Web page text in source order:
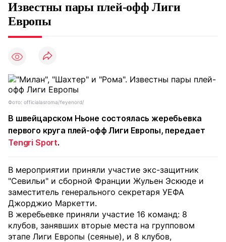
Известны пары плей-офф Лиги
Европы
Фото: officialasroma/feyenord/
В швейцарском Ньоне состоялась жеребьевка
первого круга плей-офф Лиги Европы, передает
Tengri Sport.
В мероприятии приняли участие экс-защитник
"Севильи" и сборной Франции Жульен Эскюде и
заместитель генерального секретаря УЕФА
Джорджио Маркетти.
В жеребьевке приняли участие 16 команд: 8
клубов, занявших вторые места на групповом
этапе Лиги Европы (сеяные), и 8 клубов,